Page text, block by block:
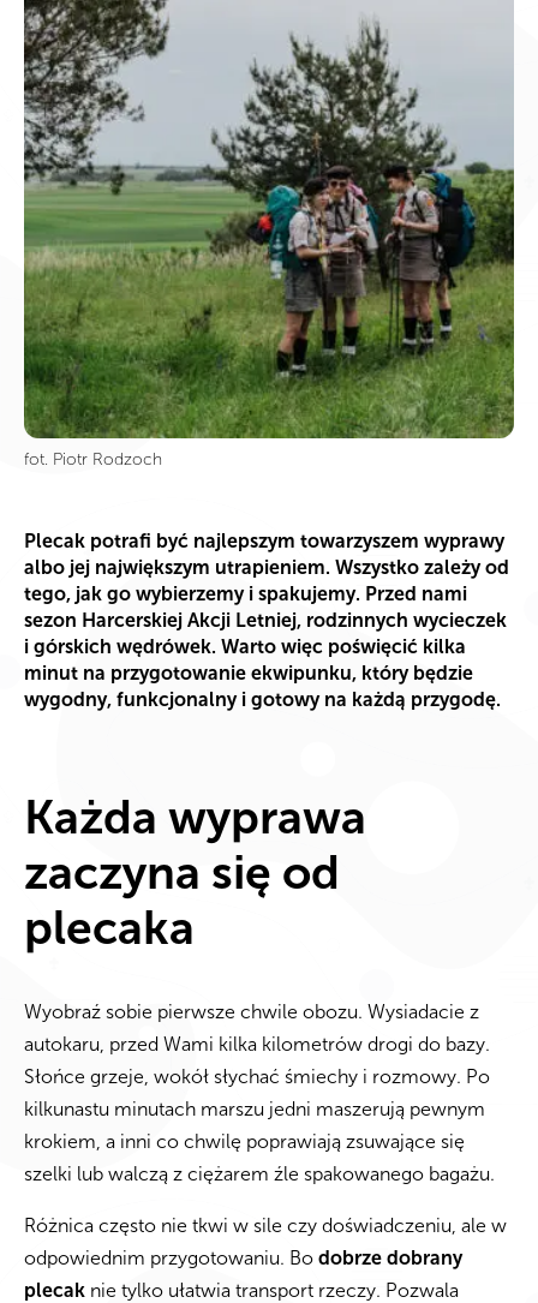
fot. Piotr Rodzoch
Plecak potrafi być najlepszym towarzyszem wyprawy
albo jej największym utrapieniem. Wszystko zależy od
tego, jak go wybierzemy i spakujemy. Przed nami
sezon Harcerskiej Akcji Letniej, rodzinnych wycieczek
i górskich wędrówek. Warto więc poświęcić kilka
minut na przygotowanie ekwipunku, który będzie
wygodny, funkcjonalny i gotowy na każdą przygodę.
Każda wyprawa
zaczyna się od
plecaka
Wyobraź sobie pierwsze chwile obozu. Wysiadacie z
autokaru, przed Wami kilka kilometrów drogi do bazy.
Słońce grzeje, wokół słychać śmiechy i rozmowy. Po
kilkunastu minutach marszu jedni maszerują pewnym
krokiem, a inni co chwilę poprawiają zsuwające się
szelki lub walczą z ciężarem źle spakowanego bagażu.
Różnica często nie tkwi w sile czy doświadczeniu, ale w
odpowiednim przygotowaniu. Bo dobrze dobrany
plecak nie tylko ułatwia transport rzeczy. Pozwala